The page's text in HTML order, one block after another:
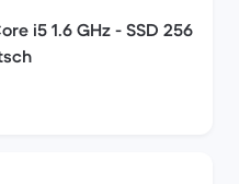
i5 1.6 GHz - SSD 256